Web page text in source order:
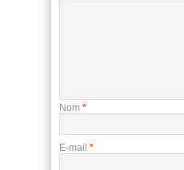
Nom *
E-mail *